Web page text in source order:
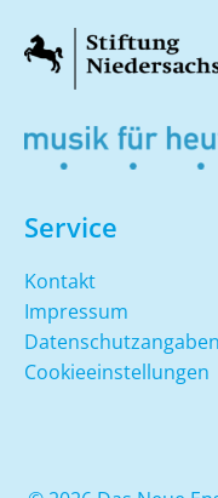
Service
Kontakt
Impressum
Datenschutzangaben
Cookieeinstellungen